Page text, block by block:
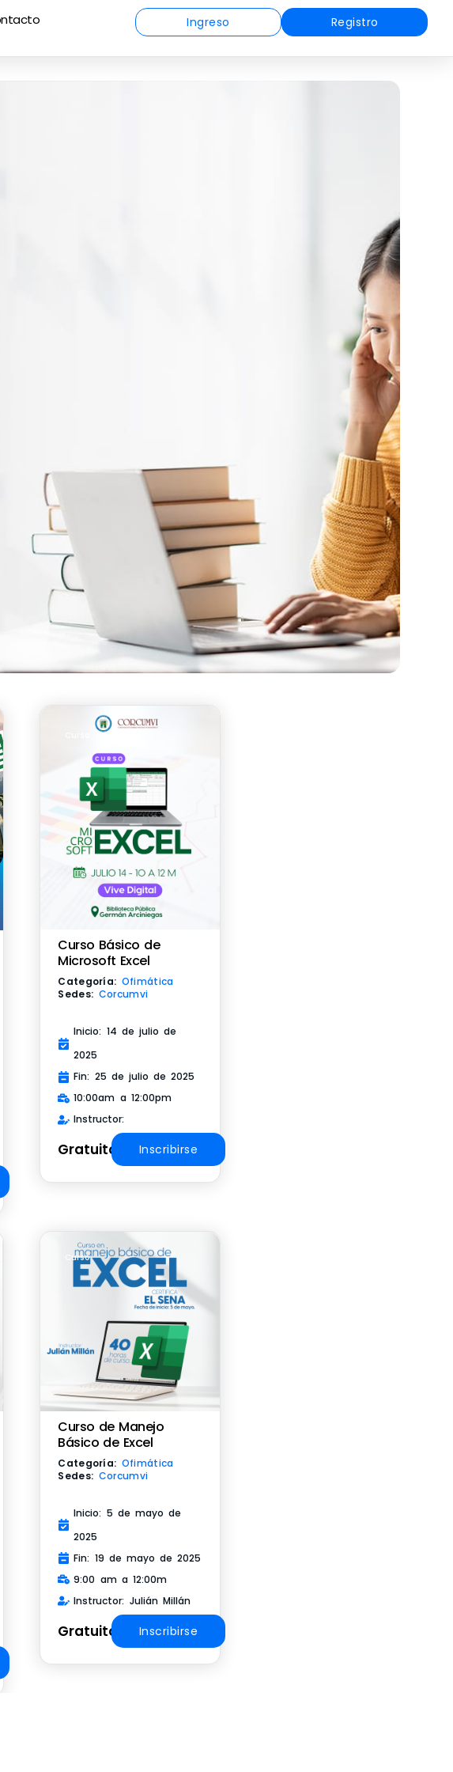
Ingreso Registro
Curso Básico de
Microsoft Excel
Categoría: Ofimática
Sedes: Corcumvi
Inicio: 14 de julio de
2025
Fin: 25 de julio de 2025
10:00am a 12:00pm
Instructor:
Gratuito Inscribirse
Curso
Curso de Manejo
Básico de Excel
Categoría: Ofimática
Sedes: Corcumvi
Inicio: 5 de mayo de
2025
Fin: 19 de mayo de 2025
9:00 am a 12:00m
Instructor: Julián Millán
Gratuito Inscribirse